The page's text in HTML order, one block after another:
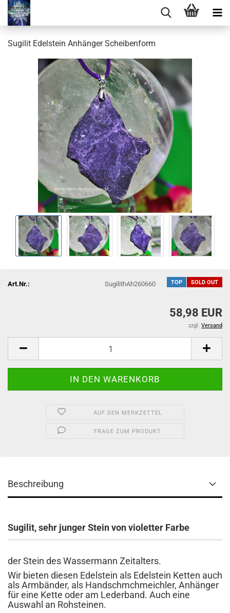
Sugilit Edelstein Anhänger Scheibenform
TOP SOLD OUT
Art.Nr.: SugilithAh260660
58,98 EUR
zzgl. Versand
AUF DEN MERKZETTEL
FRAGE ZUM PRODUKT
Beschreibung
Sugilit, sehr junger Stein von violetter Farbe
der Stein des Wassermann Zeitalters.
Wir bieten diesen Edelstein als Edelstein Ketten auch
als Armbänder, als Handschmchmeichler, Anhänger
für eine Kette oder am Lederband. Auch eine
Auswahl an Rohsteinen.